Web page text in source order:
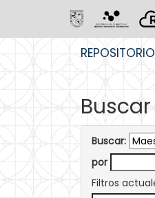
Buscar
Buscar:
por
Filtros